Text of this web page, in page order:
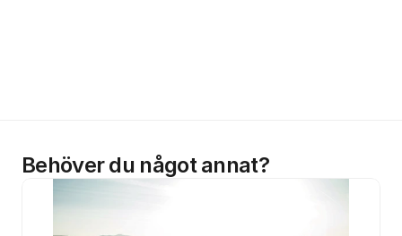
Behöver du något annat?